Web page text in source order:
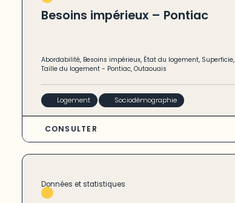
Besoins impérieux – Pontiac
Abordabilité, Besoins impérieux, État du logement, Superficie,
Taille du logement- Pontiac, Outaouais
Logement Sociodémographie
CONSULTER
Données et statistiques